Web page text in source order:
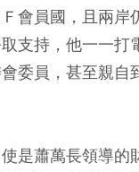
會員國，且兩岸
支持，他一一打
委員，甚至親自
是蕭萬長領導的